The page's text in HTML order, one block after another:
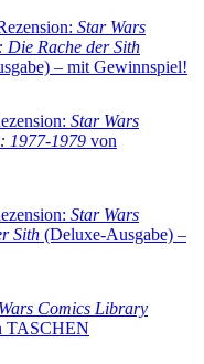
Star Wars
Die Rache der Sith
– mit Gewinnspiel!
Star Wars
1977-1979 von
Star Wars
Sith (Deluxe-Ausgabe) –
Comics Library
TASCHEN